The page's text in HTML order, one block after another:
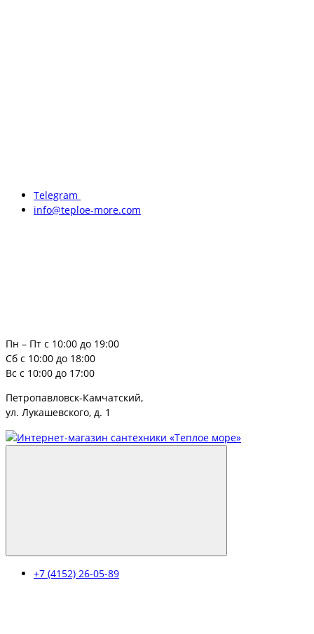
Telegram
info@teploe-more.com
Пн – Пт с 10:00 до 19:00
Сб с 10:00 до 18:00
Вс с 10:00 до 17:00
Петропавловск-Камчатский,
ул. Лукашевского, д. 1
+7 (4152) 26-05-89